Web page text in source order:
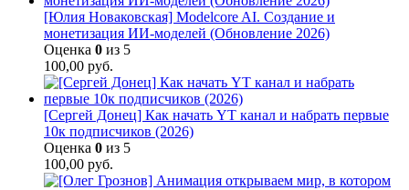
[Юлия Новаковская] Modelcore AI. Создание и
монетизация ИИ-моделей (Обновление 2026)
Оценка 0 из 5
100,00 руб.
[Сергей Донец] Как начать YT канал и набрать первые
10к подписчиков (2026)
Оценка 0 из 5
100,00 руб.